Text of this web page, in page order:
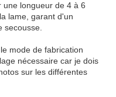
une longueur de 4 à 6
lame, garant d'un
secousse.
mode de fabrication
nécessaire car je dois
sur les différentes